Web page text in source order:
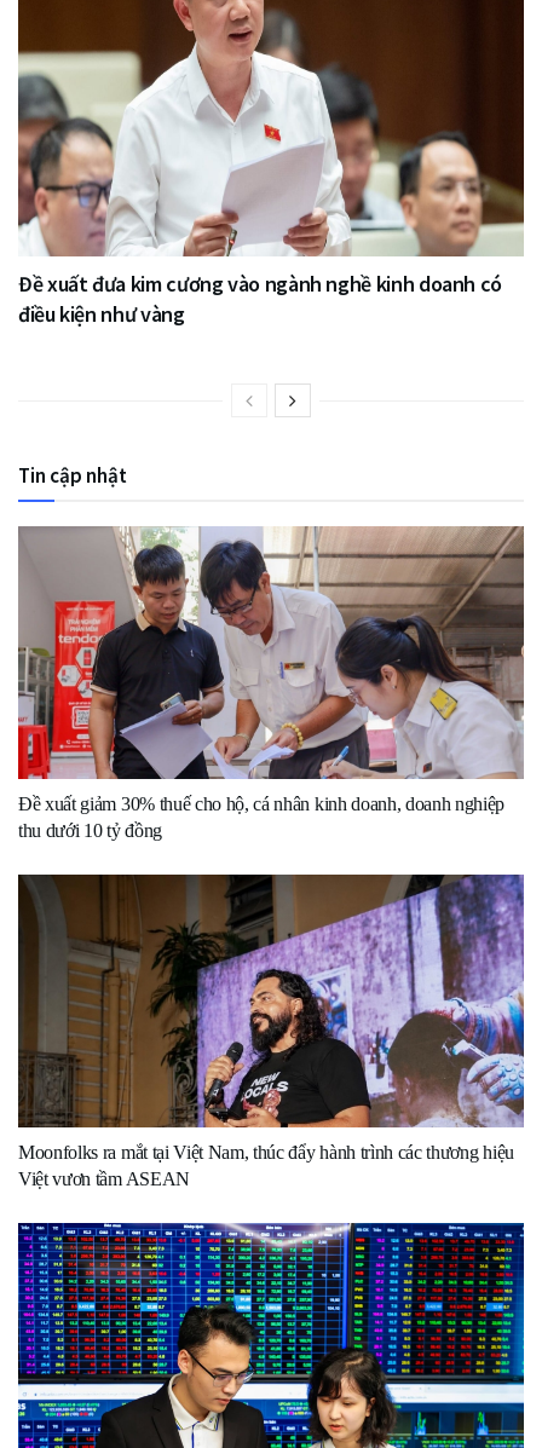
Đề xuất đưa kim cương vào ngành nghề kinh doanh có
điều kiện như vàng
Tin cập nhật
Đề xuất giảm 30% thuế cho hộ, cá nhân kinh doanh, doanh nghiệp
thu dưới 10 tỷ đồng
Moonfolks ra mắt tại Việt Nam, thúc đẩy hành trình các thương hiệu
Việt vươn tầm ASEAN